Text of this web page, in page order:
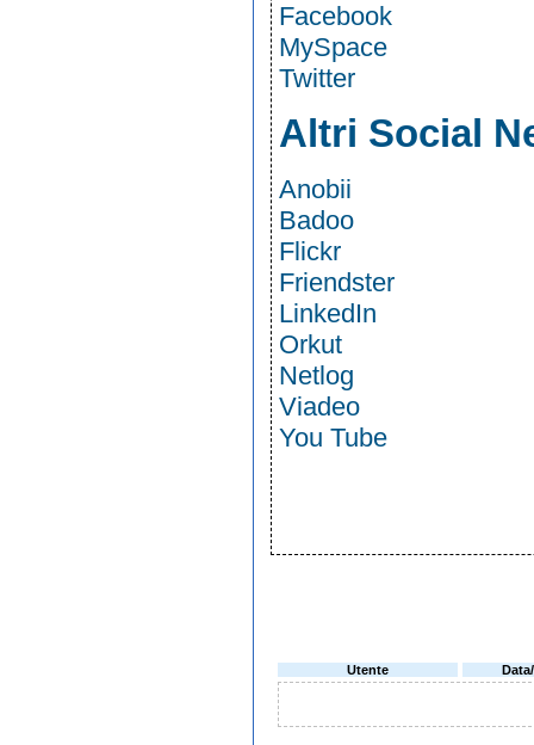
Facebook
MySpace
Twitter
Altri Social
Anobii
Badoo
Flickr
Friendster
LinkedIn
Orkut
Netlog
Viadeo
You Tube
Utente